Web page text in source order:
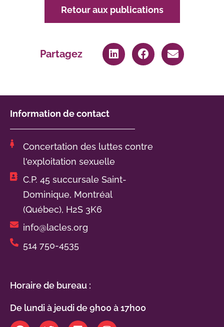
Retour aux publications
Partagez
Information de contact
Concertation des luttes contre
l'exploitation sexuelle
C.P. 45 succursale Saint-
Dominique, Montréal
(Québec), H2S 3K6
info@lacles.org
514 750-4535
Horaire de bureau :
De lundi à jeudi de 9h00 à 17h00